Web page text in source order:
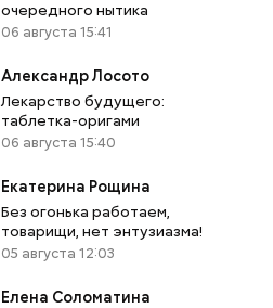
очередного нытика
06 августа 15:41
Александр Лосото
Лекарство будущего:
таблетка-оригами
06 августа 15:40
Екатерина Рощина
Без огонька работаем,
товарищи, нет энтузиазма!
05 августа 12:03
Елена Соломатина